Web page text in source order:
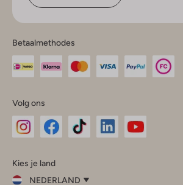
Betaalmethodes
Volg ons
InstagramFacebook
Kies je land
NEDERLAND